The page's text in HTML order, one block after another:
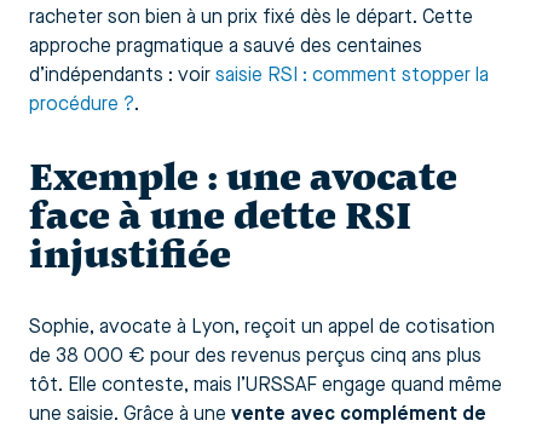
racheter son bien à un prix fixé dès le départ. Cette
approche pragmatique a sauvé des centaines
d’indépendants : voir saisie RSI : comment stopper la
procédure ?.
Exemple : une avocate
face à une dette RSI
injustifiée
Sophie, avocate à Lyon, reçoit un appel de cotisation
de 38 000 € pour des revenus perçus cinq ans plus
tôt. Elle conteste, mais l’URSSAF engage quand même
une saisie. Grâce à une vente avec complément de